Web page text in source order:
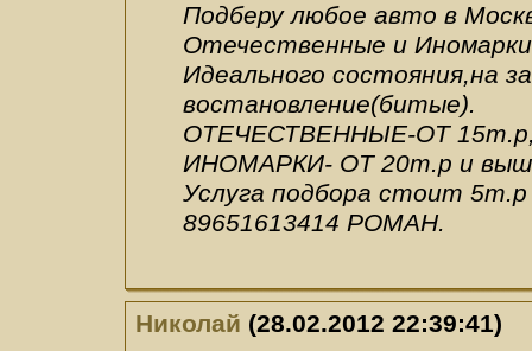
Подберу любое авто в
Отечественные и
Идеального состояния,на
востановление(битые).
ОТЕЧЕСТВЕННЫЕ-ОТ
ИНОМАРКИ- ОТ 20т.р и
Услуга подбора стоит
89651613414 РОМАН.
Николай (28.02.2012 22:39:41)